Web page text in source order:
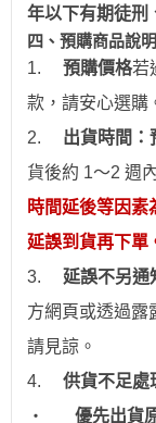
年以下有期徒刑
四、預購商品說明
1.
預購價格若
款，請安心選購
2.
出貨時間：
貨後約 1～2 週
時間延後等因素
延誤到貨再下單
3.
延誤不另通
方網頁或透過露
請見諒。
4.
供貨不足處
‧
優先出貨